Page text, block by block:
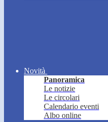
Novità
Panoramica
Le notizie
Le circolari
Calendario eventi
Albo online